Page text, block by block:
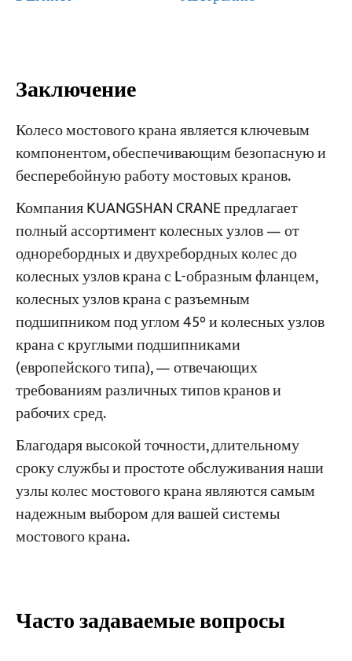
Заключение
Колесо мостового крана является ключевым
компонентом, обеспечивающим безопасную и
бесперебойную работу мостовых кранов.
Компания KUANGSHAN CRANE предлагает
полный ассортимент колесных узлов — от
одноребордных и двухребордных колес до
колесных узлов крана с L-образным фланцем,
колесных узлов крана с разъемным
подшипником под углом 45° и колесных узлов
крана с круглыми подшипниками
(европейского типа), — отвечающих
требованиям различных типов кранов и
рабочих сред.
Благодаря высокой точности, длительному
сроку службы и простоте обслуживания наши
узлы колес мостового крана являются самым
надежным выбором для вашей системы
мостового крана.
Часто задаваемые вопросы